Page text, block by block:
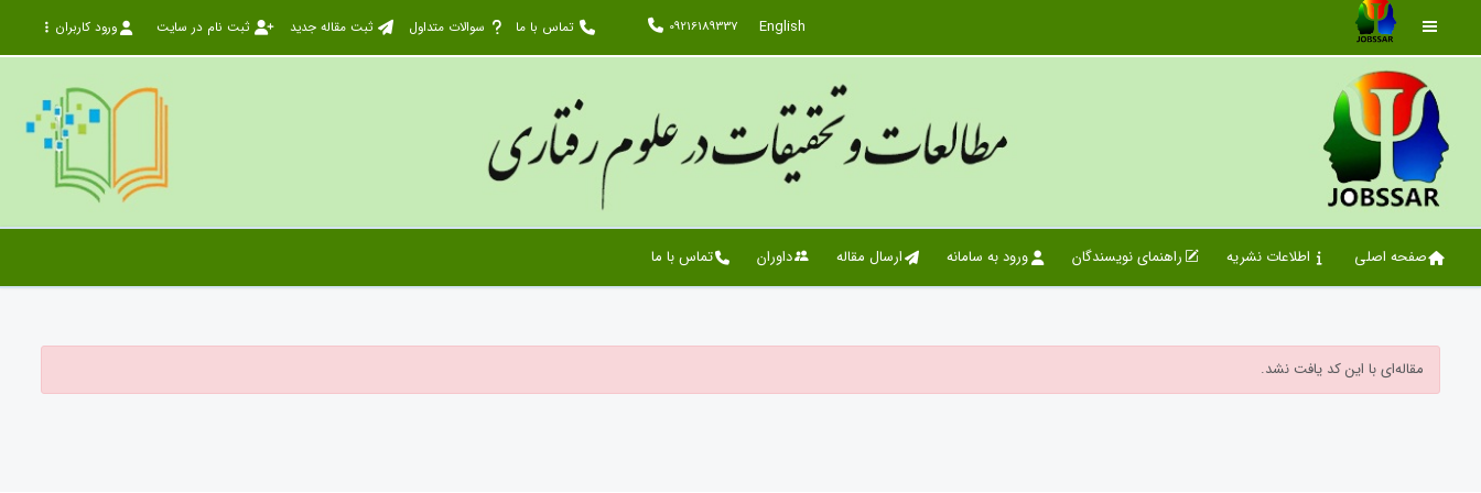
English
09216189337 تماس با ما سوالات متداول ثبت مقاله جدید ثبت نام در سایت ورود کاربران
صفحه اصلی اطلاعات نشریه راهنمای نویسندگان ورود به سامانه ارسال مقاله داوران تماس با ما
مقاله‌ای با این کد یافت نشد.